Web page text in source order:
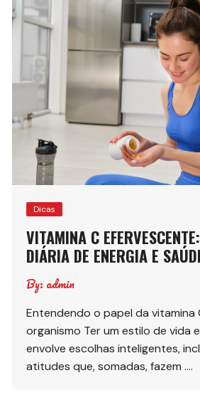
Dicas
VITAMINA C
DIÁRIA DE ENERGIA E
By: admin
Entendendo o papel da vitamina
organismo Ter um estilo de vida
envolve escolhas inteligentes,
atitudes que, somadas, fazem ….